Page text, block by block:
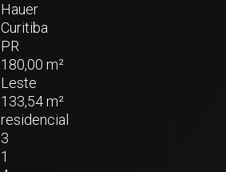
Hauer
Curitiba
PR
180,00 m²
Leste
133,54 m²
residencial
3
1